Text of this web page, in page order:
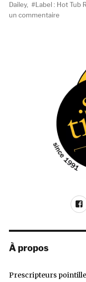
Dailey, Label : Hot Tub
un commentairesur
À propos
Prescripteurs